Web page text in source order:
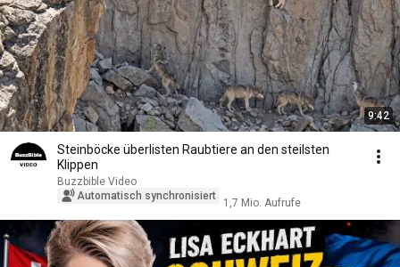
9:42
Steinböcke überlisten Raubtiere an den steilsten
Klippen
Buzzbible Video
Automatisch synchronisiert
1,7 Mio. Aufrufe